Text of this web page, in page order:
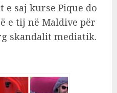
e saj kurse Pique do
e tij në Maldive për
skandalit mediatik.